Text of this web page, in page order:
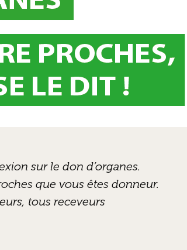
sur le don d’organes.
que vous êtes donneur.
tous receveurs